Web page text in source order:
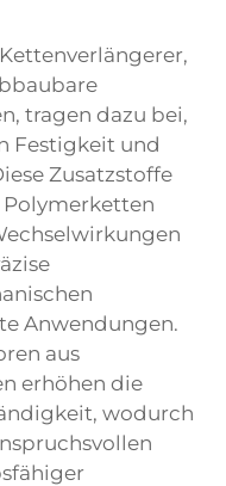
tragen dazu bei,
Festigkeit und
Zusatzstoffe
Anwendungen.
aus
erhöhen die
wodurch